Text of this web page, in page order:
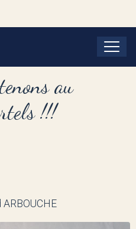
au
!!!